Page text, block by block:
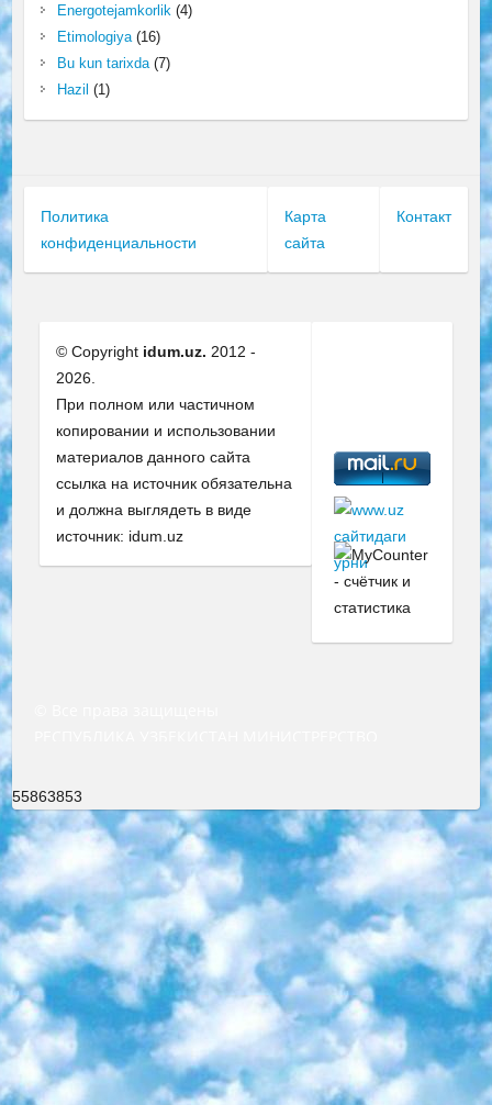
Energotejamkorlik (4)
Etimologiya(16)
Bu kun tarixda(7)
Hazil (1)
Политика
конфиденциальности
Карта
сайта
Контакт
© Copyright idum.uz. 2012 -
2026.
При полном или частичном
копировании и использовании
материалов данного сайта
ссылка на источник обязательна
и должна выглядеть в виде
источник: idum.uz
55863853